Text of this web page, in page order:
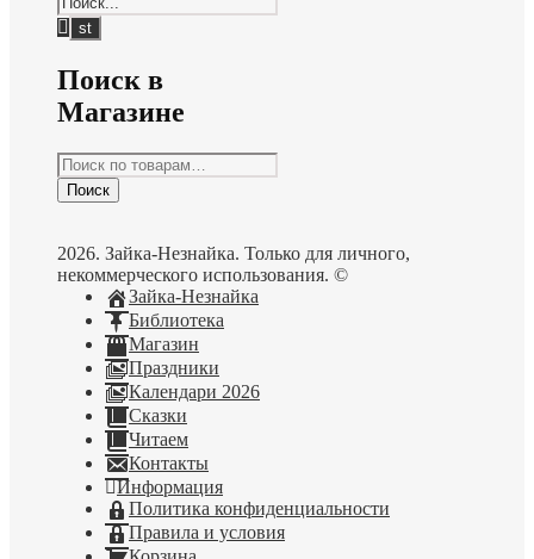
Поиск в
Магазине
Искать:
Поиск
2026. Зайка-Незнайка. Только для личного,
некоммерческого использования. ©
Зайка-Незнайка
Библиотека
Магазин
Праздники
Календари 2026
Сказки
Читаем
Контакты
Информация
Политика конфиденциальности
Правила и условия